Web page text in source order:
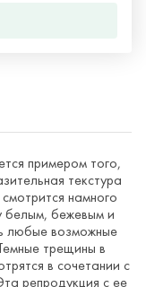
примером того,
текстура
намного
белым, бежевым и
любые возможные
трещины в
в сочетании с
репродукция с ее